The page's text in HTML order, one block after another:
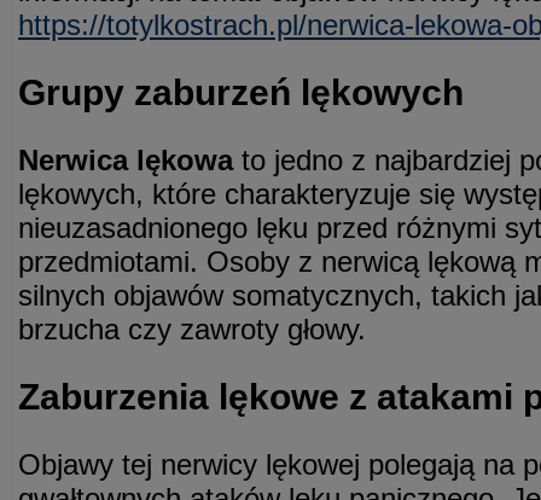
https://totylkostrach.pl/nerwica-lekowa-
Grupy zaburzeń lękowych
Nerwica lękowato jedno z najbardziej
lękowych, które charakteryzuje się
nieuzasadnionego lęku przed różnymi
przedmiotami. Osoby z nerwicą lękową
silnych objawów somatycznych, takich
brzucha czy zawroty głowy.
Zaburzenia lękowe z atakami
Objawy tej nerwicy lękowej polegają na